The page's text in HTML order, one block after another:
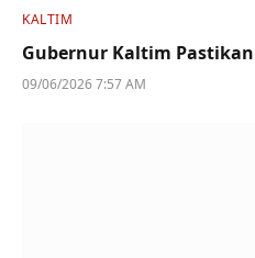
KALTIM
Gubernur Kaltim Pastikan
09/06/2026 7:57 AM